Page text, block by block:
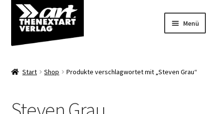
Zur
Navigation
springen
Zum
Inhalt
springen
Menü
Über uns
Start Shop Produkte verschlagwortet mit „Steven Grau“